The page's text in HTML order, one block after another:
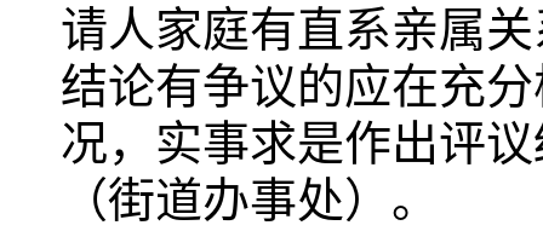
请人家庭有直系亲属
结论有争议的应在充
况，实事求是作出评
（街道办事处）。